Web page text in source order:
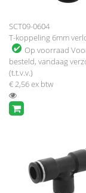
SCT09-0604
T-koppeling 6mm
Op voorraad
besteld, vandaag
(t.t.v.v.)
€ 2,56ex btw